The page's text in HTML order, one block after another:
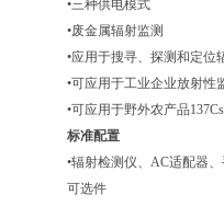
•三种供电模式
•废金属辐射监测
•应用于搜寻、探测和定位
•可应用于工业企业放射性
•可应用于野外农产品
标准配置
•辐射检测仪、AC适配器
可选件